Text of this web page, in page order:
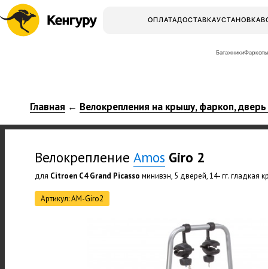
ОПЛАТАДОСТАВКАУСТАНОВКА
БагажникиФаркопы
Главная ← Велокрепления на крышу, фаркоп, дверь
Велокрепление Amos Giro 2
для Citroen C4 Grand Picasso минивэн, 5 дверей, 14- гг. гладкая
Артикул: AM-Giro2